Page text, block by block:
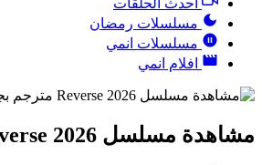
احدث الحلقات
مسلسلات رمضان
مسلسلات انمي
افلام انمي
مشاهدة مسلسل Reverse 2026 مترجم بجودة HD